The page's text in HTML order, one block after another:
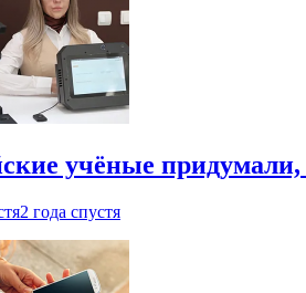
учёные придумали,
2 года спустя